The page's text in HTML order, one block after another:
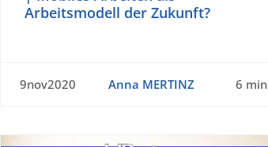
Arbeitsmodell der Zukunft?
9nov2020 Anna MERTINZ 6 min